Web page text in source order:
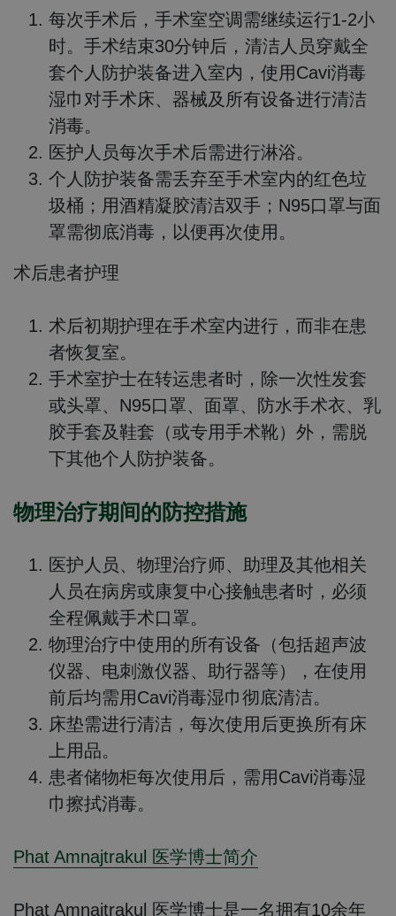
每次手术后，手术室空调需继续运行1-2小
时。手术结束30分钟后，清洁人员穿戴全
套个人防护装备进入室内，使用Cavi消毒
湿巾对手术床、器械及所有设备进行清洁
消毒。
医护人员每次手术后需进行淋浴。
个人防护装备需丢弃至手术室内的红色垃
圾桶；用酒精凝胶清洁双手；N95口罩与面
罩需彻底消毒，以便再次使用。
术后患者护理
术后初期护理在手术室内进行，而非在患
者恢复室。
手术室护士在转运患者时，除一次性发套
或头罩、N95口罩、面罩、防水手术衣、乳
胶手套及鞋套（或专用手术靴）外，需脱
下其他个人防护装备。
物理治疗期间的防控措施
医护人员、物理治疗师、助理及其他相关
人员在病房或康复中心接触患者时，必须
全程佩戴手术口罩。
物理治疗中使用的所有设备（包括超声波
仪器、电刺激仪器、助行器等），在使用
前后均需用Cavi消毒湿巾彻底清洁。
床垫需进行清洁，每次使用后更换所有床
上用品。
患者储物柜每次使用后，需用Cavi消毒湿
巾擦拭消毒。
Phat Amnajtrakul 医学博士简介
Phat Amnajtrakul 医学博士是一名拥有10余年